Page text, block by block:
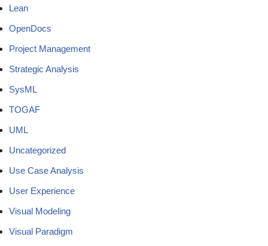
Lean
OpenDocs
Project Management
Strategic Analysis
SysML
TOGAF
UML
Uncategorized
Use Case Analysis
User Experience
Visual Modeling
Visual Paradigm